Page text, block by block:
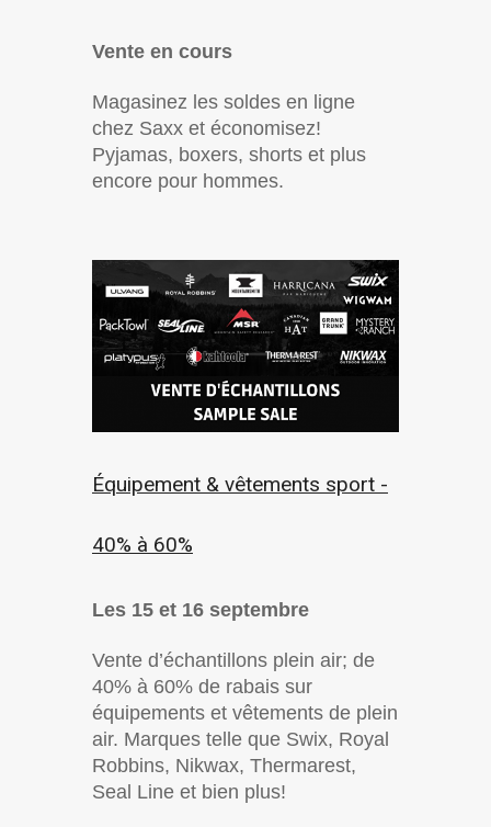
Vente en cours
Magasinez les soldes en ligne
chez Saxx et économisez!
Pyjamas, boxers, shorts et plus
encore pour hommes.
Équipement & vêtements sport -
40% à 60%
Les 15 et 16 septembre
Vente d’échantillons plein air; de
40% à 60% de rabais sur
équipements et vêtements de plein
air. Marques telle que Swix, Royal
Robbins, Nikwax, Thermarest,
Seal Line et bien plus!